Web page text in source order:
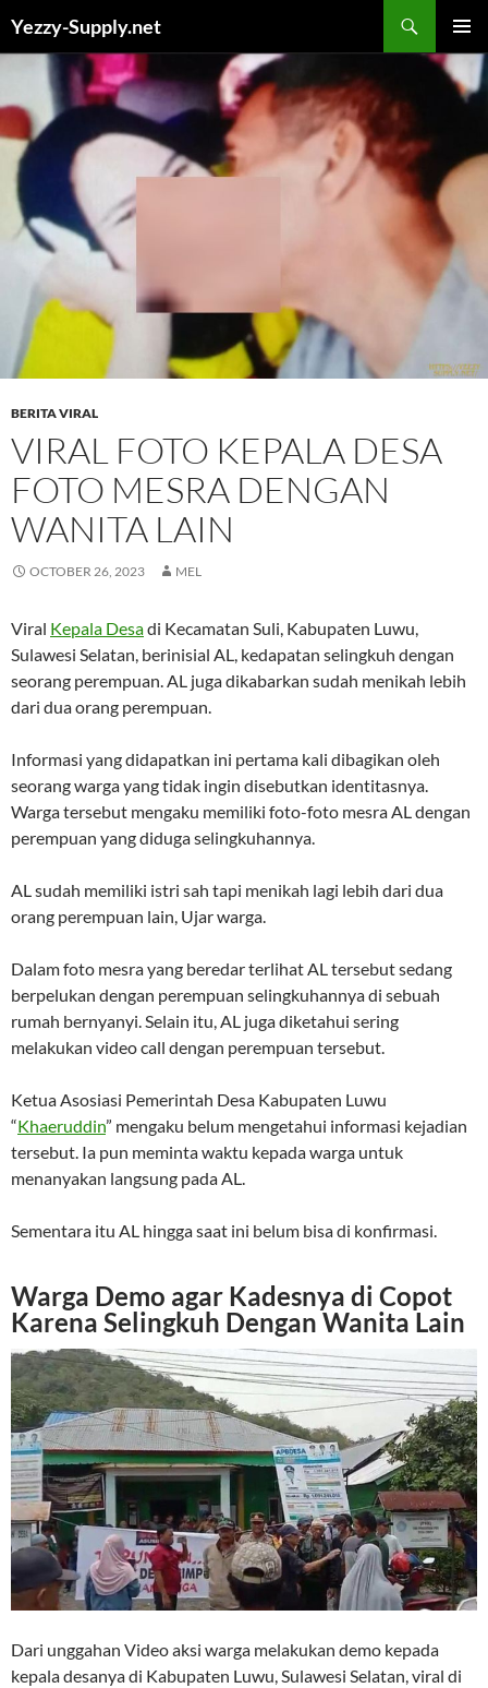
content
Yezzy-Supply.net
MENU
BERITA VIRAL
VIRAL FOTO KEPALA DESA
FOTO MESRA DENGAN
WANITA LAIN
OCTOBER 26, 2023 MEL
Viral Kepala Desadi Kecamatan Suli, Kabupaten Luwu,
Sulawesi Selatan, berinisial AL, kedapatan selingkuh dengan
seorang perempuan. AL juga dikabarkan sudah menikah lebih
dari dua orang perempuan.
Informasi yang didapatkan ini pertama kali dibagikan oleh
seorang warga yang tidak ingin disebutkan identitasnya.
Warga tersebut mengaku memiliki foto-foto mesra AL dengan
perempuan yang diduga selingkuhannya.
AL sudah memiliki istri sah tapi menikah lagi lebih dari dua
orang perempuan lain, Ujar warga.
Dalam foto mesra yang beredar terlihat AL tersebut sedang
berpelukan dengan perempuan selingkuhannya di sebuah
rumah bernyanyi. Selain itu, AL juga diketahui sering
melakukan video call dengan perempuan tersebut.
Ketua Asosiasi Pemerintah Desa Kabupaten Luwu
“Khaeruddin” mengaku belum mengetahui informasi kejadian
tersebut. Ia pun meminta waktu kepada warga untuk
menanyakan langsung pada AL.
Sementara itu AL hingga saat ini belum bisa di konfirmasi.
Warga Demo agar Kadesnya di Copot
Karena Selingkuh Dengan Wanita Lain
Dari unggahan Video aksi warga melakukan demo kepada
kepala desanya di Kabupaten Luwu, Sulawesi Selatan, viral di